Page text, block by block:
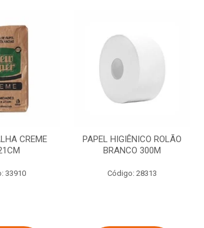
CREME
33910
PAPEL HIGIÊNICO ROLÃO
BRANCO 300M
Código: 28313